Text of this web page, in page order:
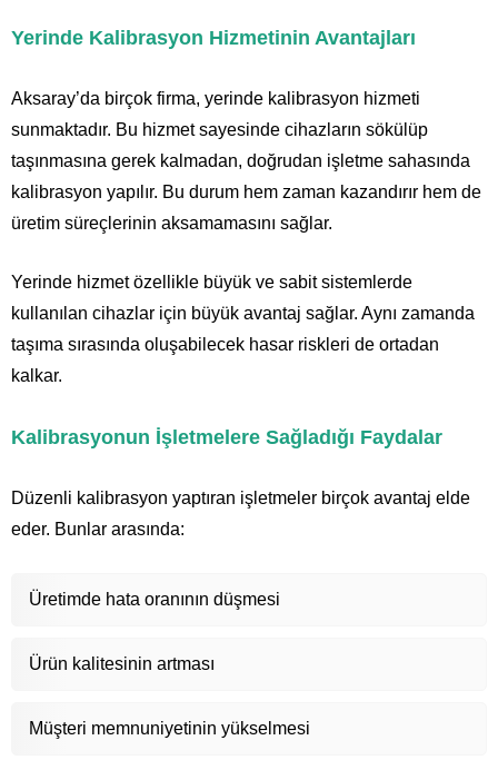
Yerinde Kalibrasyon Hizmetinin Avantajları
Aksaray’da birçok firma, yerinde kalibrasyon hizmeti
sunmaktadır. Bu hizmet sayesinde cihazların sökülüp
taşınmasına gerek kalmadan, doğrudan işletme sahasında
kalibrasyon yapılır. Bu durum hem zaman kazandırır hem de
üretim süreçlerinin aksamamasını sağlar.
Yerinde hizmet özellikle büyük ve sabit sistemlerde
kullanılan cihazlar için büyük avantaj sağlar. Aynı zamanda
taşıma sırasında oluşabilecek hasar riskleri de ortadan
kalkar.
Kalibrasyonun İşletmelere Sağladığı Faydalar
Düzenli kalibrasyon yaptıran işletmeler birçok avantaj elde
eder. Bunlar arasında:
Üretimde hata oranının düşmesi
Ürün kalitesinin artması
Müşteri memnuniyetinin yükselmesi